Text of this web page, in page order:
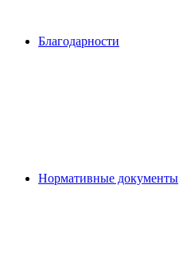
Благодарности
Нормативные документы